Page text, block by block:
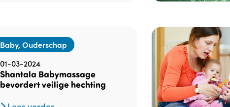
Baby, Ouderschap
01-03-2024
Shantala Babymassage
bevordert veilige hechting